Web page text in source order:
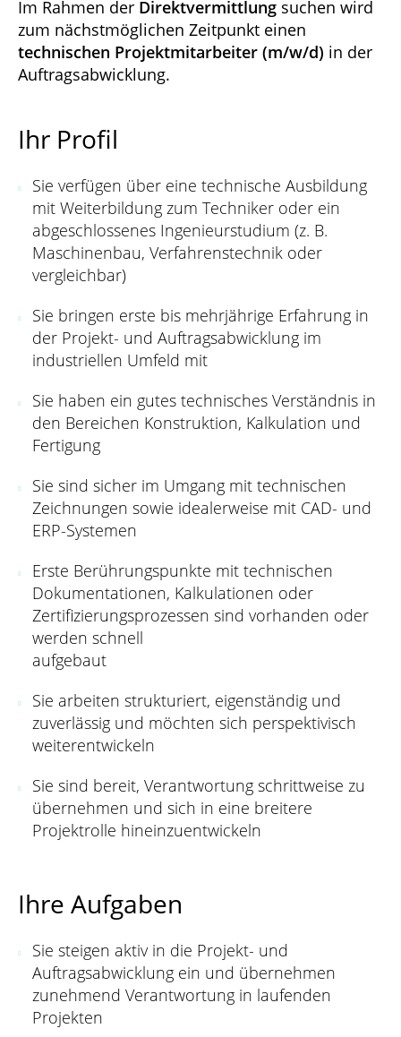
Im Rahmen der Direktvermittlung suchen wird
zum nächstmöglichen Zeitpunkt einen
technischen Projektmitarbeiter (m/w/d) in der
Auftragsabwicklung.
Ihr Profil
Sie verfügen über eine technische Ausbildung
mit Weiterbildung zum Techniker oder ein
abgeschlossenes Ingenieurstudium (z. B.
Maschinenbau, Verfahrenstechnik oder
vergleichbar)
Sie bringen erste bis mehrjährige Erfahrung in
der Projekt- und Auftragsabwicklung im
industriellen Umfeld mit
Sie haben ein gutes technisches Verständnis in
den Bereichen Konstruktion, Kalkulation und
Fertigung
Sie sind sicher im Umgang mit technischen
Zeichnungen sowie idealerweise mit CAD- und
ERP-Systemen
Erste Berührungspunkte mit technischen
Dokumentationen, Kalkulationen oder
Zertifizierungsprozessen sind vorhanden oder
werden schnell
aufgebaut
Sie arbeiten strukturiert, eigenständig und
zuverlässig und möchten sich perspektivisch
weiterentwickeln
Sie sind bereit, Verantwortung schrittweise zu
übernehmen und sich in eine breitere
Projektrolle hineinzuentwickeln
Ihre Aufgaben
Sie steigen aktiv in die Projekt- und
Auftragsabwicklung ein und übernehmen
zunehmend Verantwortung in laufenden
Projekten